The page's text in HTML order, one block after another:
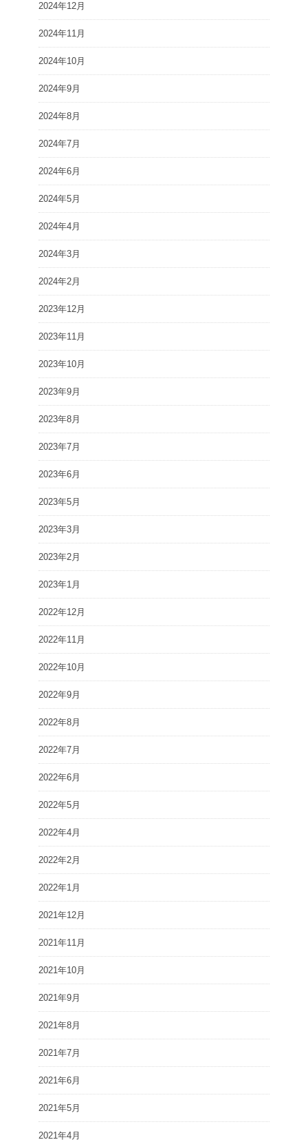
2024年12月
2024年11月
2024年10月
2024年9月
2024年8月
2024年7月
2024年6月
2024年5月
2024年4月
2024年3月
2024年2月
2023年12月
2023年11月
2023年10月
2023年9月
2023年8月
2023年7月
2023年6月
2023年5月
2023年3月
2023年2月
2023年1月
2022年12月
2022年11月
2022年10月
2022年9月
2022年8月
2022年7月
2022年6月
2022年5月
2022年4月
2022年2月
2022年1月
2021年12月
2021年11月
2021年10月
2021年9月
2021年8月
2021年7月
2021年6月
2021年5月
2021年4月